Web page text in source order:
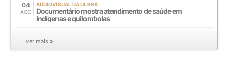
04
AGO
AUDIOVISUAL DA ULBRA
Documentário mostra atendimento de saúde em
indígenas e quilombolas
ver mais »